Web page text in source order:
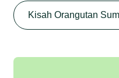
Sumatera
Junaidi
Begini